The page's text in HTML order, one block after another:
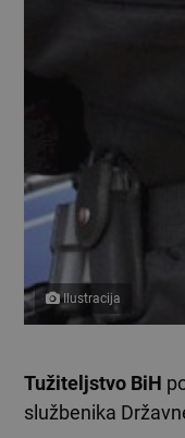
Ilustracija
Tužiteljstvo BiH
službenika